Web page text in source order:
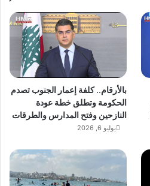
بالأرقام.. كلفة إعمار الجنوب تصدم
الحكومة وتطلق خطة عودة
النازحين وفتح المدارس والطرقات
يوليو 6, 2026